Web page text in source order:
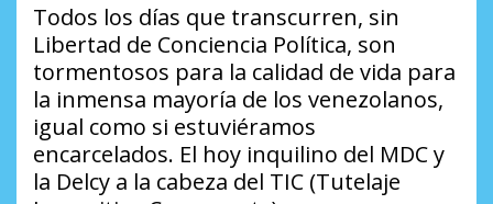
Todos los días que transcurren, sin
Libertad de Conciencia Política, son
tormentosos para la calidad de vida para
la inmensa mayoría de los venezolanos,
igual como si estuviéramos
encarcelados. El hoy inquilino del MDC y
la Delcy a la cabeza del TIC (Tutelaje